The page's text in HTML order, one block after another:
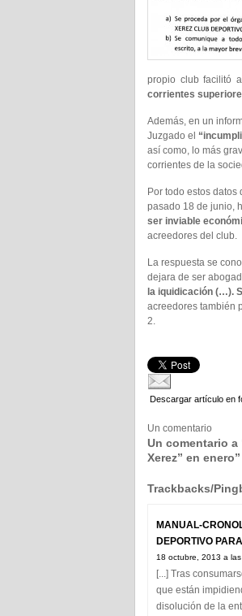
propio club facilitó
corrientes
Además, en un
Juzgado el
así como, lo más
corrientes de la
Por todo estos
pasado 18 de junio,
ser inviable
acreedores del club.
La respuesta se
dejara de ser
la iquidicación (…).
acreedores también
2.
Descargar artículo en
Un comentario
Un comentario
Xerez” en enero”
Trackbacks/
MANUAL-
DEPORTIVO
18 octubre, 2013 a las
[...] Tras
que están
disolución de la